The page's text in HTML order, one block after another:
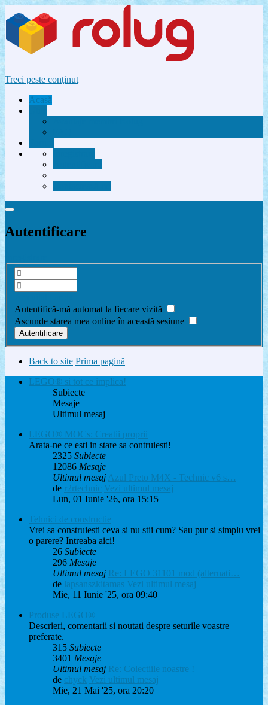
Treci peste conţinut
Acasă
Autentificare
Autentifică-mă automat la fiecare vizită
Ascunde starea mea online în această sesiune
Back to site Prima pagină
LEGO® si tot ce implica!
Subiecte
Mesaje
Ultimul mesaj
LEGO® MOCs: Creatii proprii
Arata-ne ce esti in stare sa contruiesti!
2325 Subiecte
12086 Mesaje
Ultimul mesaj Azul Preto M4X - Technic v6 s…
de r2rtechnic Vezi ultimul mesaj
Lun, 01 Iunie '26, ora 15:15
Tehnici de constructie
Vrei sa construiesti ceva si nu stii cum? Sau pur si simplu vrei
o parere? Intreaba aici!
26 Subiecte
296 Mesaje
Ultimul mesaj Re: LEGO 31101 mod (alternati…
de lapsanszkitamas Vezi ultimul mesaj
Mie, 11 Iunie '25, ora 09:40
Produse LEGO®
Descrieri, comentarii si noutati despre seturile voastre
preferate.
315 Subiecte
3401 Mesaje
Ultimul mesaj Re: Colectiile noastre !
de chyck Vezi ultimul mesaj
Mie, 21 Mai '25, ora 20:20